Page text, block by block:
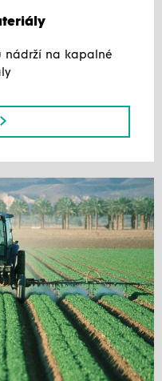
nádrží na kapalné